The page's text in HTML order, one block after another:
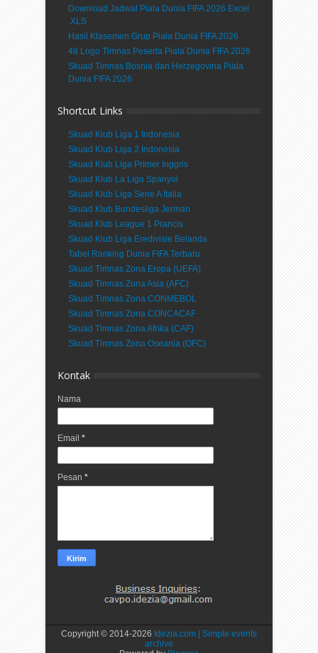
Download Jadwal Piala Dunia FIFA 2026 Excel
.XLS
Hasil Klasemen Grup Piala Dunia FIFA 2026
48 Logo Timnas Peserta Piala Dunia FIFA 2026
Skuad Timnas Bosnia dan Herzegovina Piala
Dunia FIFA 2026
Shortcut Links
Skuad Klub Liga 1 Indonesia
Skuad Klub Liga 2 Indonesia
Skuad Klub Liga Primer Inggris
Skuad Klub La Liga Spanyol
Skuad Klub Liga Serie A Italia
Skuad Klub Bundesliga Jerman
Skuad Klub League 1 Prancis
Skuad Klub Liga Eredivisie Belanda
Tabel Ranking Dunia FIFA Terbaru
Skuad Timnas Zona Eropa (UEFA)
Skuad Timnas Zona Asia (AFC)
Skuad Timnas Zona CONMEBOL
Skuad Timnas Zona CONCACAF
Skuad Timnas Zona Afrika (CAF)
Skuad Timnas Zona Oseania (OFC)
Kontak
Nama
Email *
Pesan *
Copyright © 2014-2026 Idezia.com | Simple events
archive